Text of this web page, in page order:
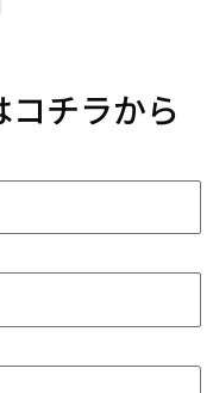
チラから